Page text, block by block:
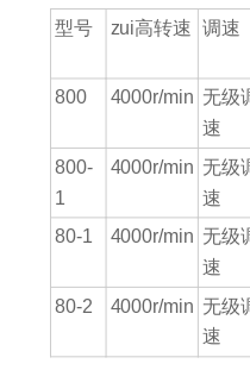
型号 zui高转速 调速
800 4000r/min 无级
速
800-
1
4000r/min 无级
速
80-1 4000r/min 无级
速
80-2 4000r/min 无级
速